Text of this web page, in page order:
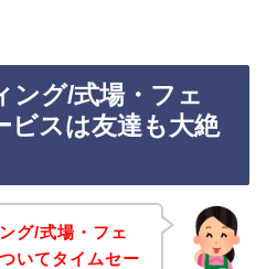
ング/式場・フェ
ビスは友達も大絶
グ/式場・フェ
いてタイムセー